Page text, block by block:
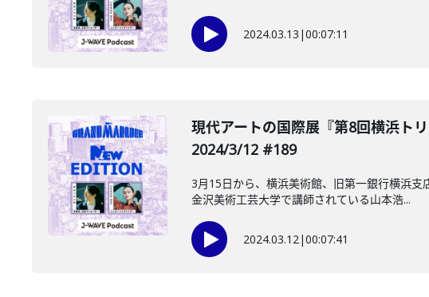
2024.03.13 |00:07:11
現代アートの国際展『第8回横浜ト
2024/3/12 #189
3月15日から、横浜美術館、旧第一銀行横浜
金沢美術工芸大学で講師されている山本浩...
2024.03.12|00:07:41